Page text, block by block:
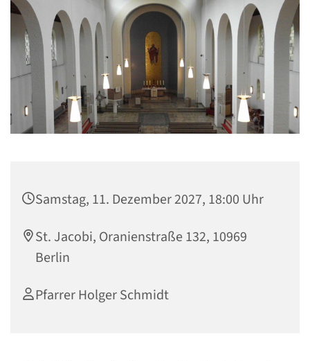
Samstag, 11. Dezember 2027, 18:00 Uhr
St. Jacobi, Oranienstraße 132, 10969
Berlin
Pfarrer Holger Schmidt